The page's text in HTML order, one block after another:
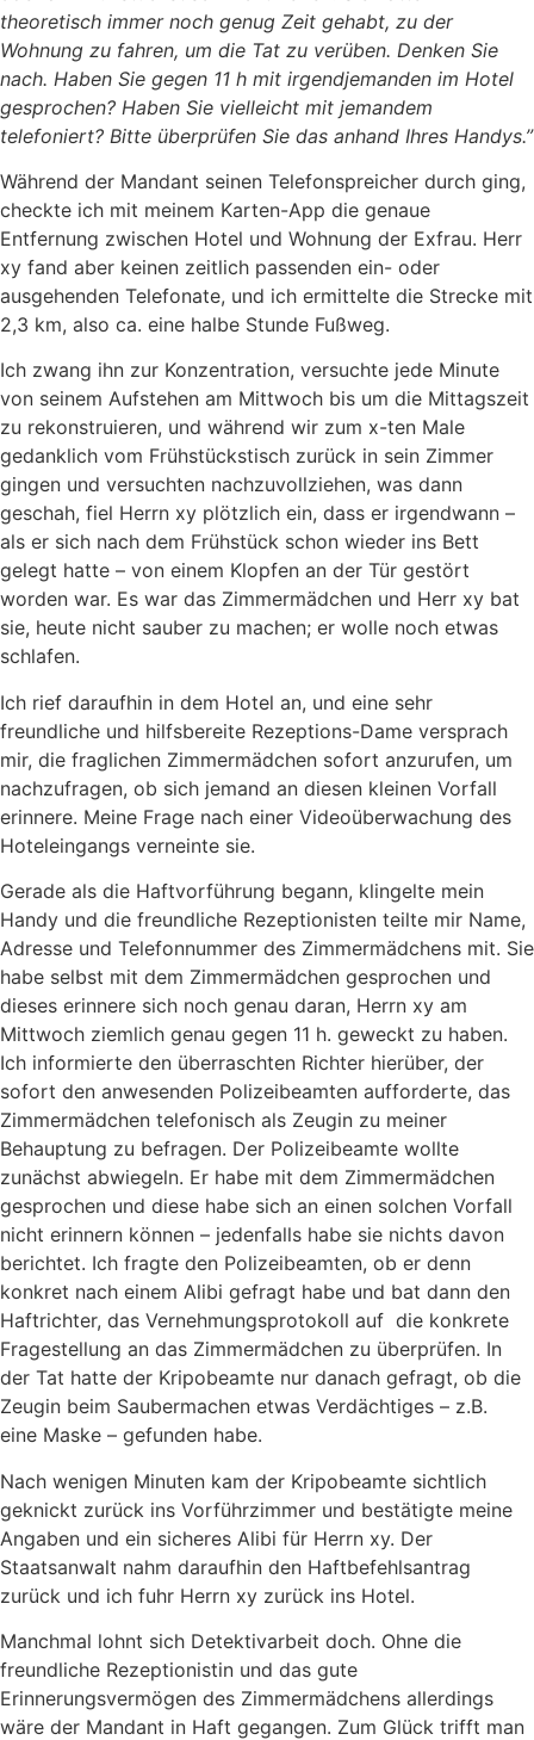
theoretisch immer noch genug Zeit gehabt, zu der
Wohnung zu fahren, um die Tat zu verüben. Denken Sie
nach. Haben Sie gegen 11 h mit irgendjemanden im Hotel
gesprochen? Haben Sie vielleicht mit jemandem
telefoniert? Bitte überprüfen Sie das anhand Ihres Handys.”
Während der Mandant seinen Telefonspreicher durch ging,
checkte ich mit meinem Karten-App die genaue
Entfernung zwischen Hotel und Wohnung der Exfrau. Herr
xy fand aber keinen zeitlich passenden ein- oder
ausgehenden Telefonate, und ich ermittelte die Strecke mit
2,3 km, also ca. eine halbe Stunde Fußweg.
Ich zwang ihn zur Konzentration, versuchte jede Minute
von seinem Aufstehen am Mittwoch bis um die Mittagszeit
zu rekonstruieren, und während wir zum x-ten Male
gedanklich vom Frühstückstisch zurück in sein Zimmer
gingen und versuchten nachzuvollziehen, was dann
geschah, fiel Herrn xy plötzlich ein, dass er irgendwann –
als er sich nach dem Frühstück schon wieder ins Bett
gelegt hatte – von einem Klopfen an der Tür gestört
worden war. Es war das Zimmermädchen und Herr xy bat
sie, heute nicht sauber zu machen; er wolle noch etwas
schlafen.
Ich rief daraufhin in dem Hotel an, und eine sehr
freundliche und hilfsbereite Rezeptions-Dame versprach
mir, die fraglichen Zimmermädchen sofort anzurufen, um
nachzufragen, ob sich jemand an diesen kleinen Vorfall
erinnere. Meine Frage nach einer Videoüberwachung des
Hoteleingangs verneinte sie.
Gerade als die Haftvorführung begann, klingelte mein
Handy und die freundliche Rezeptionisten teilte mir Name,
Adresse und Telefonnummer des Zimmermädchens mit. Sie
habe selbst mit dem Zimmermädchen gesprochen und
dieses erinnere sich noch genau daran, Herrn xy am
Mittwoch ziemlich genau gegen 11 h. geweckt zu haben.
Ich informierte den überraschten Richter hierüber, der
sofort den anwesenden Polizeibeamten aufforderte, das
Zimmermädchen telefonisch als Zeugin zu meiner
Behauptung zu befragen. Der Polizeibeamte wollte
zunächst abwiegeln. Er habe mit dem Zimmermädchen
gesprochen und diese habe sich an einen solchen Vorfall
nicht erinnern können – jedenfalls habe sie nichts davon
berichtet. Ich fragte den Polizeibeamten, ob er denn
konkret nach einem Alibi gefragt habe und bat dann den
Haftrichter, das Vernehmungsprotokoll auf die konkrete
Fragestellung an das Zimmermädchen zu überprüfen. In
der Tat hatte der Kripobeamte nur danach gefragt, ob die
Zeugin beim Saubermachen etwas Verdächtiges – z.B.
eine Maske – gefunden habe.
Nach wenigen Minuten kam der Kripobeamte sichtlich
geknickt zurück ins Vorführzimmer und bestätigte meine
Angaben und ein sicheres Alibi für Herrn xy. Der
Staatsanwalt nahm daraufhin den Haftbefehlsantrag
zurück und ich fuhr Herrn xy zurück ins Hotel.
Manchmal lohnt sich Detektivarbeit doch. Ohne die
freundliche Rezeptionistin und das gute
Erinnerungsvermögen des Zimmermädchens allerdings
wäre der Mandant in Haft gegangen. Zum Glück trifft man